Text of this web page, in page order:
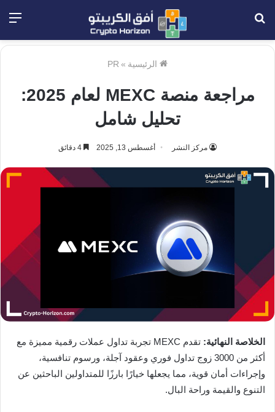
الرئيسية »
PR
مراجعة منصة MEXC لعام 2025:
تحليل شامل
مركز النشر أغسطس 13, 2025
الخلاصة النهائية:
تقدم MEXC تجربة تداول عملات رقمية مميزة مع
أكثر من 3000 زوج تداول فوري وعقود آجلة، ورسوم تنافسية،
وإجراءات أمان قوية، مما يجعلها خيارًا بارزًا للمتداولين الباحثين عن
التنوع والقيمة وراحة البال.